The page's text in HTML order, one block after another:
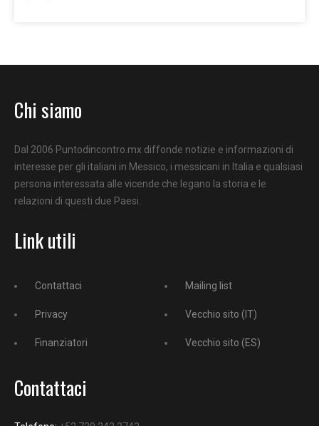
Chi siamo
Dal 2006 Puntodincontro.mx diffonde notizie e informazioni di
interesse per gli italiani in Messico, i messicani in Italia e qualsiasi
persona interessata alle vicende che legano la storia e le
relazioni di questi due Paesi.
Link utili
Contattaci
Privacy
Finanziatori
Mailing list
Vecchio sito (IT)
Vecchio sito (ES)
Contattaci